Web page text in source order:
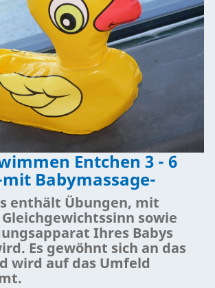
Entchen 3 - 6
Babymassage-
enthält Übungen, mit
sowie
Ihres Babys
Es gewöhnt sich an das
wird auf das Umfeld